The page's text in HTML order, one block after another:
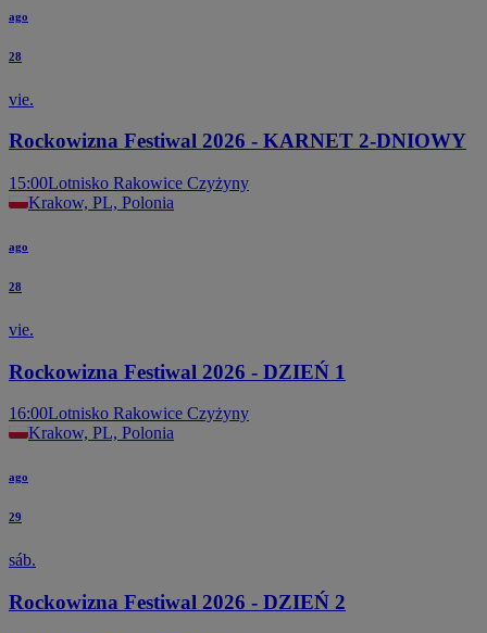
ago
28
vie.
Rockowizna Festiwal 2026 - KARNET 2-DNIOWY
15:00Lotnisko Rakowice Czyżyny
Krakow, PL, Polonia
ago
28
vie.
Rockowizna Festiwal 2026 - DZIEŃ 1
16:00Lotnisko Rakowice Czyżyny
Krakow, PL, Polonia
ago
29
sáb.
Rockowizna Festiwal 2026 - DZIEŃ 2